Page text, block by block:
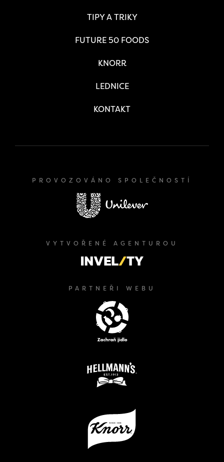
TIPY A TRIKY
FUTURE 50 FOODS
KNORR
LEDNICE
KONTAKT
PROVOZOVÁNO SPOLEČNOSTÍ
VYTVOŘENÉ AGENTUROU
PARTNEŘI WEBU